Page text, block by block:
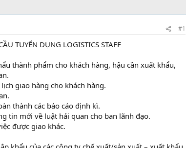
#1
TUYỂN DỤNG LOGISTICS STAFF
thành phẩm cho khách hàng, hậu cần xuất khẩu,
giao hàng cho khách hàng.
thành các báo cáo định kì.
tin mới về luật hải quan cho ban lãnh đạo.
được giao khác.